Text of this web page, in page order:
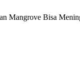
Mangrove Bisa